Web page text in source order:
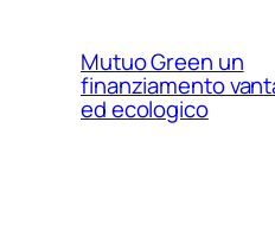
Mutuo Green un
finanziamento
ed ecologico